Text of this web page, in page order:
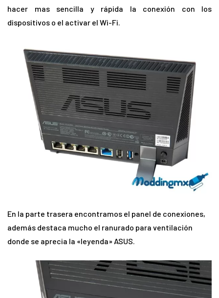
hacer mas sencilla y rápida la conexión con los
dispositivos o el activar el Wi-Fi.
En la parte trasera encontramos el panel de conexiones,
además destaca mucho el ranurado para ventilación
donde se aprecia la «leyenda» ASUS.